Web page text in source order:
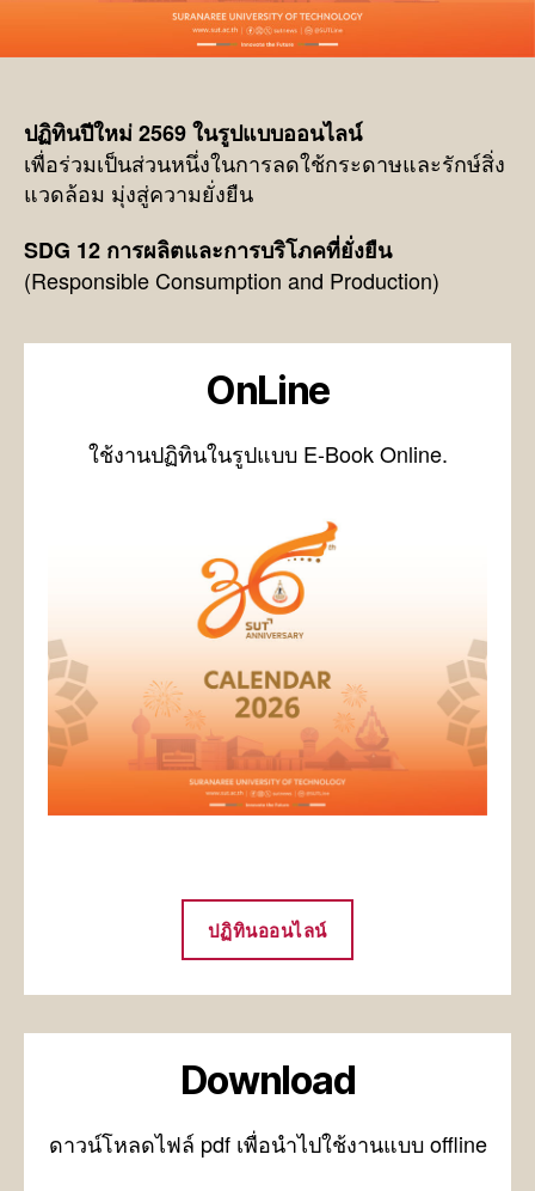
ปฏิทินปีใหม่ 2569 ในรูปแบบออนไลน์
เพื่อร่วมเป็นส่วนหนึ่งในการลดใช้กระดาษและรักษ์สิ่ง
แวดล้อม มุ่งสู่ความยั่งยืน
SDG 12 การผลิตและการบริโภคที่ยั่งยืน
(Responsible Consumption and Production)
OnLine
ใช้งานปฏิทินในรูปแบบ E-Book Online.
ปฏิทินออนไลน์
Download
ดาวน์โหลดไฟล์ pdf เพื่อนำไปใช้งานแบบ offline